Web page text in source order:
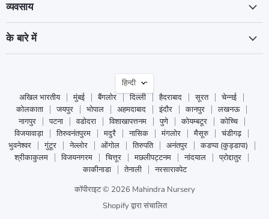
व्यवसाय
के बारे में
भाषा
हिन्दी
अखिल भारतीय
मुंबई बैंगलोर दिल्ली हैदराबाद सूरत
चेन्नई
कोलकाता
जयपुर भोपाल अहमदाबाद इंदौर कानपुर
लखनऊ
नागपुर
पटना वडोदरा विशाखापत्तनम पुणे कोयम्बटूर
कोच्चि
विजयावाड़ा
तिरुवनंतपुरम मदुरै नासिक मंगलोर मैसूरु
चंडीगढ़
भुवनेश्वर
गुंटूर नेल्लोर ओंगोल तिरुपति अनंतपुर
कडप्पा (कुड्डापा)
श्रीकाकुलम
विजयनगरम चित्तूर मछलीपट्टनम नांदयाल
प्रोद्दातुर
काकीनाडा
तेनाली
नरसारावपेट
कॉपीराइट © 2026 Mahindra Nursery
Shopify द्वारा संचालित